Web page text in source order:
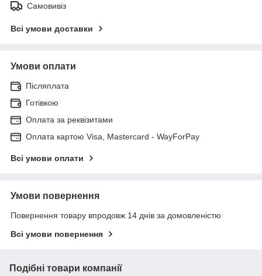
Самовивіз
Всі умови доставки
Умови оплати
Післяплата
Готівкою
Оплата за реквізитами
Оплата картою Visa, Mastercard - WayForPay
Всі умови оплати
Умови повернення
Повернення товару впродовж 14 днів за домовленістю
Всі умови повернення
Подібні товари компанії